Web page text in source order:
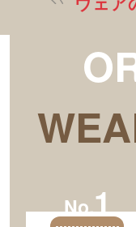
No.1